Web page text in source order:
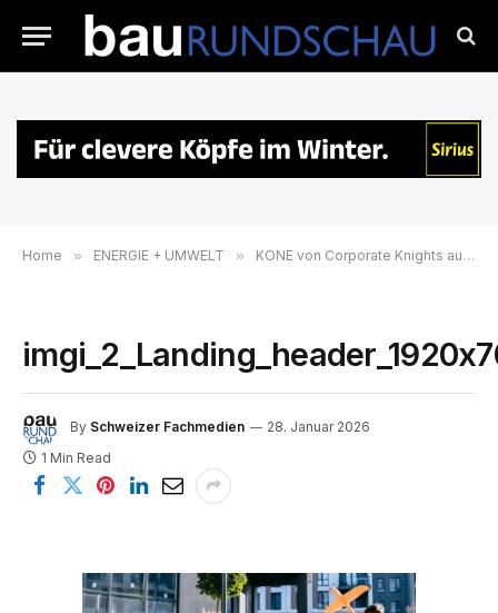
Home » ENERGIE + UMWELT » KONE von Corporate Knights auch 2026 als eines der nachhaltigsten Unternehmen der Welt ausgezeichnet
By Schweizer Fachmedien
28. Januar 2026
1 Min Read